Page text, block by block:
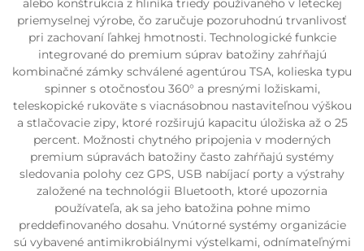
alebo konštrukcia z hliníka triedy používaného v leteckej
priemyselnej výrobe, čo zaručuje pozoruhodnú trvanlivosť
pri zachovaní ľahkej hmotnosti. Technologické funkcie
integrované do premium súprav batožiny zahŕňajú
kombinačné zámky schválené agentúrou TSA, kolieska typu
spinner s otočnosťou 360° a presnými ložiskami,
teleskopické rukoväte s viacnásobnou nastaviteľnou výškou
a stlačovacie zipy, ktoré rozširujú kapacitu úložiska až o 25
percent. Možnosti chytného pripojenia v moderných
premium súpravách batožiny často zahŕňajú systémy
sledovania polohy cez GPS, USB nabíjací porty a výstrahy
založené na technológii Bluetooth, ktoré upozornia
používateľa, ak sa jeho batožina pohne mimo
preddefinovaného dosahu. Vnútorné systémy organizácie
sú vybavené antimikrobiálnymi výstelkami, odnímateľnými